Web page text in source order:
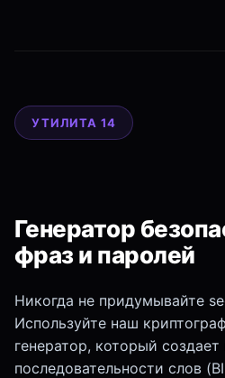
УТИЛИТА 14
Генератор
фраз и паролей
Никогда не придумывайте
Используйте наш
генератор, который
последовательности слов